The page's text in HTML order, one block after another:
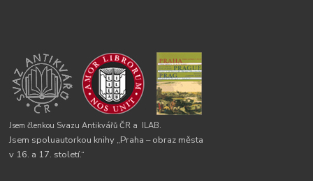
Jsem členkou Svazu Antikvářů ČR a ILAB.
Jsem spoluautorkou knihy „Praha – obraz města
v 16. a 17. století.“